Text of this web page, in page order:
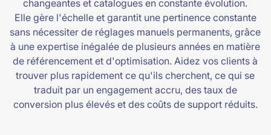
changeantes et catalogues en constante évolution.
Elle gère l'échelle et garantit une pertinence constante
sans nécessiter de réglages manuels permanents, grâce
à une expertise inégalée de plusieurs années en matière
de référencement et d'optimisation. Aidez vos clients à
trouver plus rapidement ce qu'ils cherchent, ce qui se
traduit par un engagement accru, des taux de
conversion plus élevés et des coûts de support réduits.